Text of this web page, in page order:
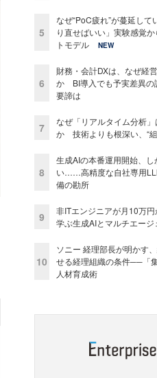
5
なぜ“PoC疲れ”が蔓延し
り直せばいい」実験感覚
トモデル
NEW
6
財務・会計DXは、なぜ経
か BI導入でも予実差異
要諦は
7
なぜ「リアルタイム分析
か 技術よりも根深い、“
8
生成AIの本番運用開始、
い……高精度な自社専用
備の勘所
9
非ITエンジニアが月10万
学ぶ生成AIとマルチエー
10
ソニー 経理部長が明かす
せる経理組織の条件──「
人材育成術